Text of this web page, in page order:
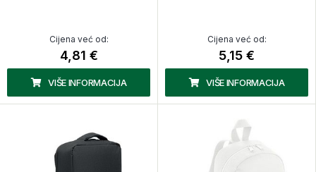
Cijena već od:
4,81 €
VIŠE INFORMACIJA
Cijena već od:
5,15 €
VIŠE INFORMACIJA